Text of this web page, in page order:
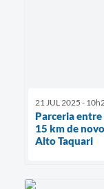
21 JUL 2025 -
Parceria
15 km de
Alto Taquari